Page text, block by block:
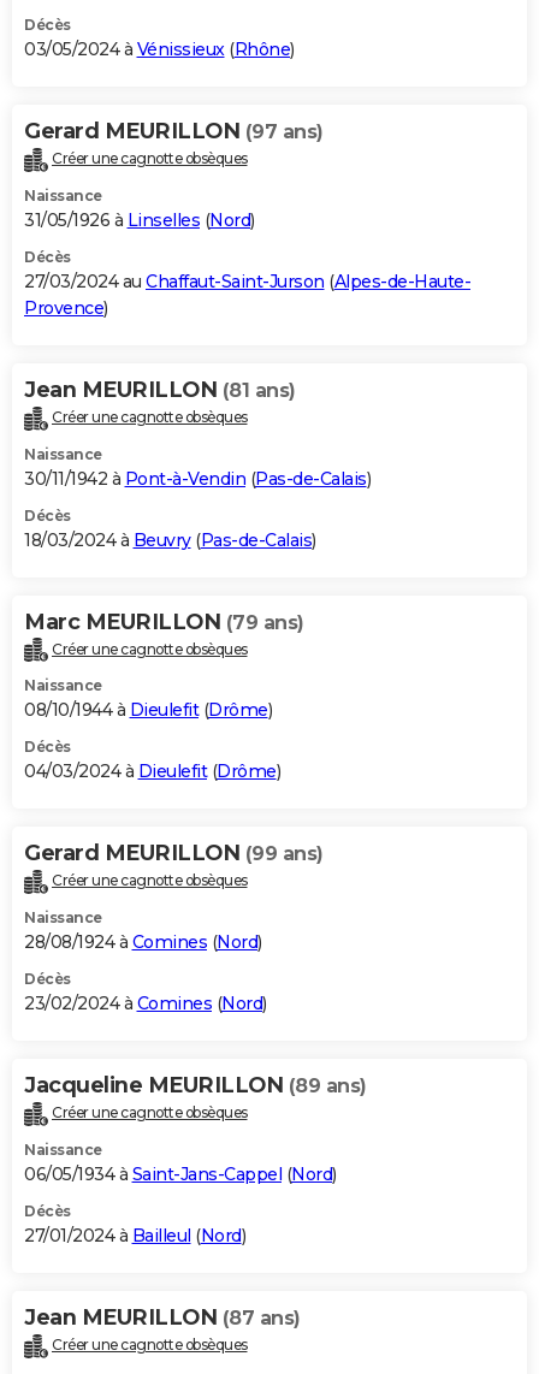
Décès
03/05/2024 à Vénissieux(Rhône)
Gerard MEURILLON (97 ans)
Créer une cagnotte obsèques
Naissance
31/05/1926 à Linselles (Nord)
Décès
27/03/2024 au Chaffaut-Saint-Jurson (Alpes-de-Haute-
Provence)
Jean MEURILLON (81 ans)
Créer une cagnotte obsèques
Naissance
30/11/1942 à Pont-à-Vendin (Pas-de-Calais)
Décès
18/03/2024 à Beuvry(Pas-de-Calais)
Marc MEURILLON (79 ans)
Créer une cagnotte obsèques
Naissance
08/10/1944 à Dieulefit(Drôme)
Décès
04/03/2024 à Dieulefit(Drôme)
Gerard MEURILLON (99 ans)
Créer une cagnotte obsèques
Naissance
28/08/1924 à Comines (Nord)
Décès
23/02/2024 à Comines (Nord)
Jacqueline MEURILLON (89 ans)
Créer une cagnotte obsèques
Naissance
06/05/1934 à Saint-Jans-Cappel (Nord)
Décès
27/01/2024 à Bailleul (Nord)
Jean MEURILLON (87 ans)
Créer une cagnotte obsèques